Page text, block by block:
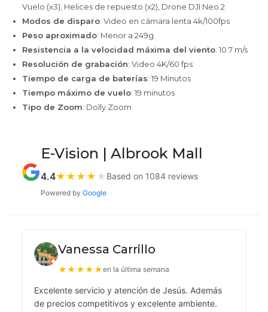
Vuelo (x3), Helices de repuesto (x2), Drone DJI Neo 2
Modos de disparo: Video en cámara lenta 4k/100fps
Peso aproximado: Menor a 249g
Resistencia a la velocidad máxima del viento: 10.7 m/s
Resolución de grabación: Video 4K/60 fps
Tiempo de carga de baterías: 19 Minutos
Tiempo máximo de vuelo: 19 minutos
Tipo de Zoom: Dolly Zoom
E-Vision | Albrook Mall
4.4★ ★ ★ ★ ★ Based on 1084 reviews
Powered by Google
Vanessa Carrillo
★★★★★en la última semana
Excelente servicio y atención de Jesús. Además
de precios competitivos y excelente ambiente.